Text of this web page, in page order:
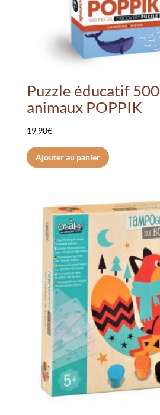
Puzzle éducatif
animaux POPPIK
19.90€
Ajouter au panier